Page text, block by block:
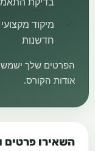
חדשנות
הפרטים שלך
אודות הקורס.
השאירו פרטים